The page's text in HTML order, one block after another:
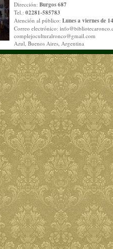
Dirección: Burgos 687
Tel.: 02281-585783
Atención al público: Lunes a viernes de
Correo electrónico:
complejoculturalronco@gmail.com
Azul, Buenos Aires, Argentina